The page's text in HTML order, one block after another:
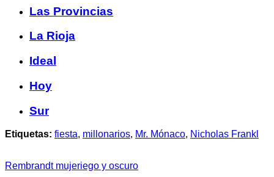
Las Provincias
La Rioja
Ideal
Hoy
Sur
Etiquetas: fiesta, millonarios, Mr. Mónaco, Nicholas Frankl
Rembrandt mujeriego y oscuro